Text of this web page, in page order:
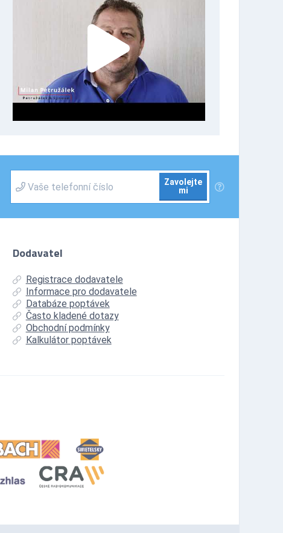
Zavolejte
mi
Dodavatel
Registrace dodavatele
Informace pro dodavatele
Databáze poptávek
Často kladené dotazy
Obchodní podmínky
Kalkulátor poptávek